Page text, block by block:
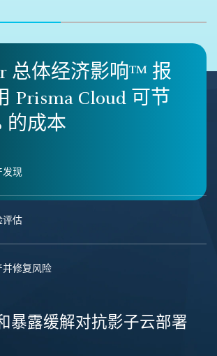
总体经济影响™ 报
Prisma Cloud 可节
的成本
暴露缓解对抗影子云部署
发现
评估
并修复风险